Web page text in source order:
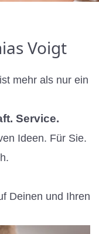
Voigt
mehr als nur ein
Service.
Ideen. Für Sie.
Deinen und Ihren